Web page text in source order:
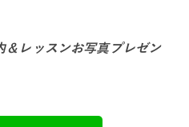
＆レッスンお写真プレゼン